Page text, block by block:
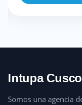
Intupa Cusco
Somos una agencia